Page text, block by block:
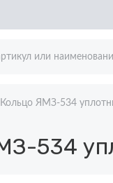
Кольцо ЯМЗ-534
534